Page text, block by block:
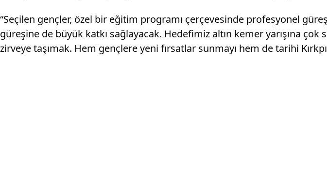
“Seçilen gençler, özel bir eğitim programı çerçevesinde profesyonel
güreşine de büyük katkı sağlayacak. Hedefimiz altın kemer yarışına
zirveye taşımak. Hem gençlere yeni fırsatlar sunmayı hem de tarihi